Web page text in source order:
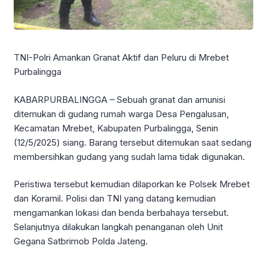
TNI-Polri Amankan Granat Aktif dan Peluru di Mrebet
Purbalingga
KABARPURBALINGGA – Sebuah granat dan amunisi
ditemukan di gudang rumah warga Desa Pengalusan,
Kecamatan Mrebet, Kabupaten Purbalingga, Senin
(12/5/2025) siang. Barang tersebut ditemukan saat sedang
membersihkan gudang yang sudah lama tidak digunakan.
Peristiwa tersebut kemudian dilaporkan ke Polsek Mrebet
dan Koramil. Polisi dan TNI yang datang kemudian
mengamankan lokasi dan benda berbahaya tersebut.
Selanjutnya dilakukan langkah penanganan oleh Unit
Gegana Satbrimob Polda Jateng.